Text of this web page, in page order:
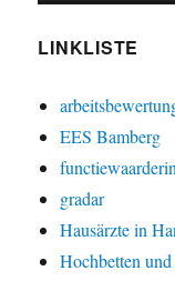
LINKLISTE
EES Bamberg
gradar
Hausärzte in
Hochbetten